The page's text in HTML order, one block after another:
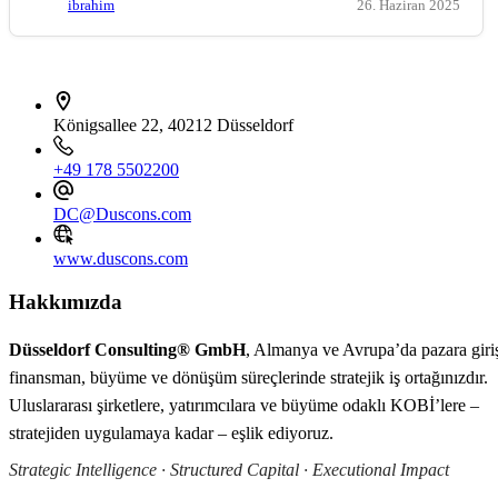
ibrahim 26. Haziran 2025
Königsallee 22, 40212 Düsseldorf
+49 178 5502200
DC@Duscons.com
www.duscons.com
Hakkımızda
Düsseldorf Consulting® GmbH, Almanya ve Avrupa’da pazara
finansman, büyüme ve dönüşüm süreçlerinde stratejik iş ortağınızdır.
Uluslararası şirketlere, yatırımcılara ve büyüme odaklı KOBİ’lere –
stratejiden uygulamaya kadar – eşlik ediyoruz.
Strategic Intelligence · Structured Capital · Executional Impact